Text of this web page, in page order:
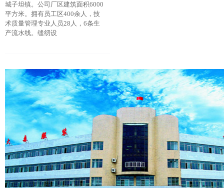
城子坦镇。公司厂区建筑面积6000
平方米。拥有员工区400余人，技
术质量管理专业人员28人，6条生
产流水线。缝纫设